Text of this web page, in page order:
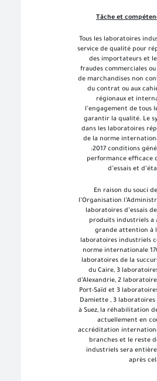
Tâche et
Tous les laboratoires
service de qualité pour
des importateurs et
fraudes commerciales
de marchandises non
du contrat ou aux
régionaux et
l’engagement de tous
garantir la qualité. Le
dans les laboratoires
de la norme
:2017 conditions
performance efficace
d’essais et
En raison du souci
l’Organisation
laboratoires d’essais
produits industriels a
grande attention à
laboratoires industriels
norme internationale
laboratoires de la
du Caire, 3
d’Alexandrie, 2
Port-Saïd et 3
Damiette , 3 laboratoires
à Suez, la réhabilitation
actuellement en
accréditation
branches et le reste
industriels sera
après